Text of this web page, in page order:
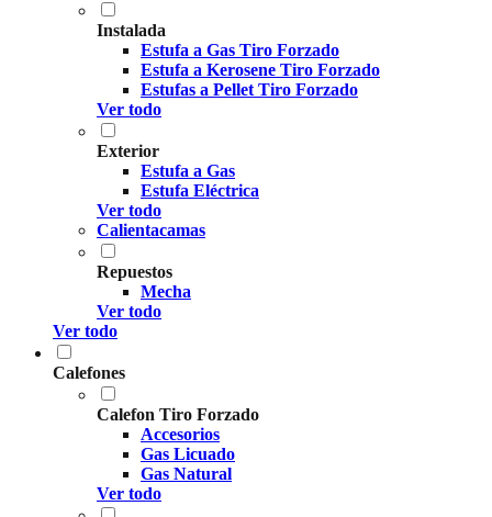
Instalada
Estufa a Gas Tiro Forzado
Estufa a Kerosene Tiro Forzado
Estufas a Pellet Tiro Forzado
Ver todo
Exterior
Estufa a Gas
Estufa Eléctrica
Ver todo
Calientacamas
Repuestos
Mecha
Ver todo
Ver todo
Calefones
Calefon Tiro Forzado
Accesorios
Gas Licuado
Gas Natural
Ver todo